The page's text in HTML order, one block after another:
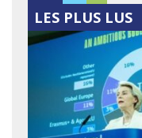
LES PLUS LUS